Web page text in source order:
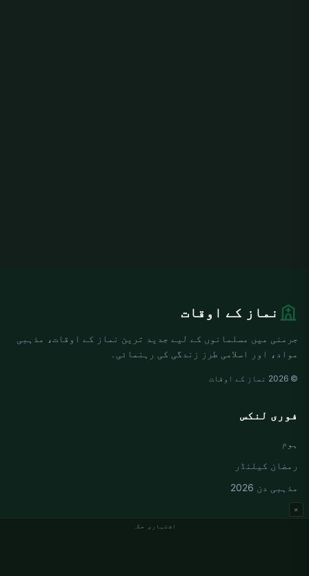
اشتہاری جگہ
×
نماز کے اوقات
جرمنی میں مسلمانوں کے لیے جدید ترین نماز کے اوقات، مذہبی
مواد، اور اسلامی طرز زندگی کی رہنمائی۔
© 2026 نماز کے اوقات
فوری لنکس
ہوم
رمضان کیلنڈر
مذہبی دن 2026